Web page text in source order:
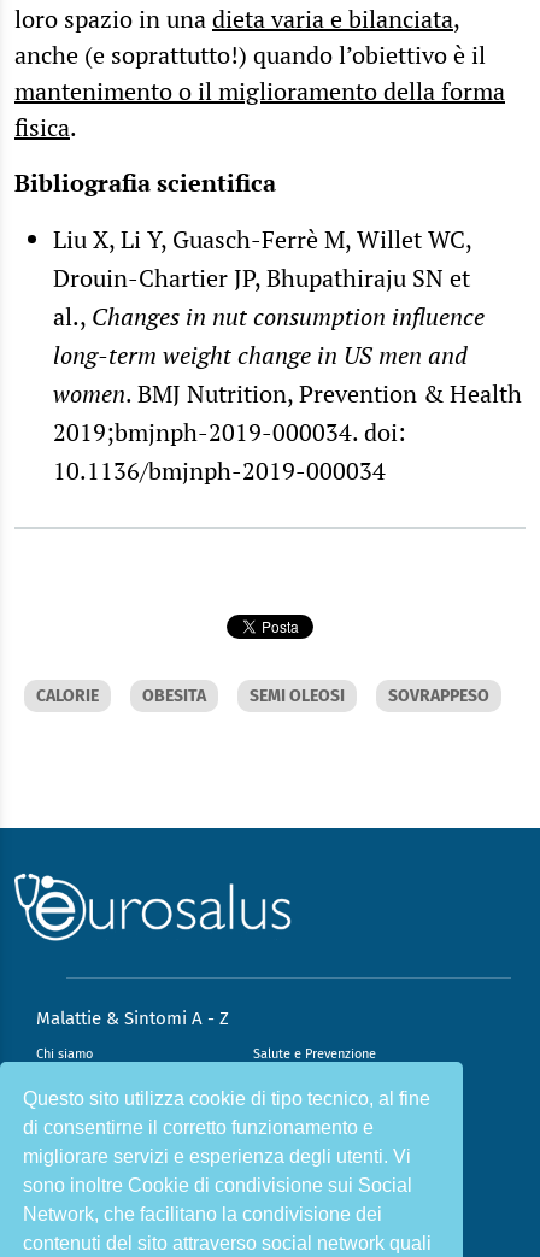
Questo sito utilizza cookie di tipo tecnico, al fine
di consentirne il corretto funzionamento e
migliorare servizi e esperienza degli utenti. Vi
sono inoltre Cookie di condivisione sui Social
Network, che facilitano la condivisione dei
contenuti del sito attraverso social network quali
loro spazio in unadieta varia e bilanciata,
anche (e soprattutto!) quando l’obiettivo è il
mantenimento o il miglioramento della forma
fisica.
Bibliografia scientifica
Liu X, Li Y, Guasch-Ferrè M, Willet WC,
Drouin-Chartier JP, Bhupathiraju SN et
al., Changes in nut consumption influence
long-term weight change in US men and
women. BMJ Nutrition, Prevention & Health
2019;bmjnph-2019-000034. doi:
10.1136/bmjnph-2019-000034
CALORIE OBESITA SEMI OLEOSI SOVRAPPESO
Malattie & Sintomi A - Z
Chi siamo Salute e Prevenzione
Infiammazione e Allergia Direzione scientifica
Nutrizione e Stili di vita Sport e Benessere
Cookie Policy L’angolo del dottore
ISCRIVITI ALLA NOSTRA NEWSLETTER PER